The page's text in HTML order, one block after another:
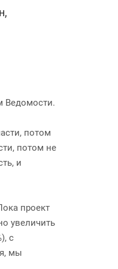
Ведомости.
потом
потом не
и
проект
увеличить
с
мы